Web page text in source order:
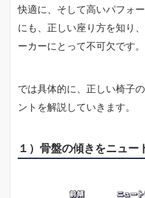
快適に、そして高いパフォ
にも、正しい座り方を知り
ーカーにとって不可欠です。
では具体的に、正しい椅子
ントを解説していきます。
１）骨盤の傾きをニュー